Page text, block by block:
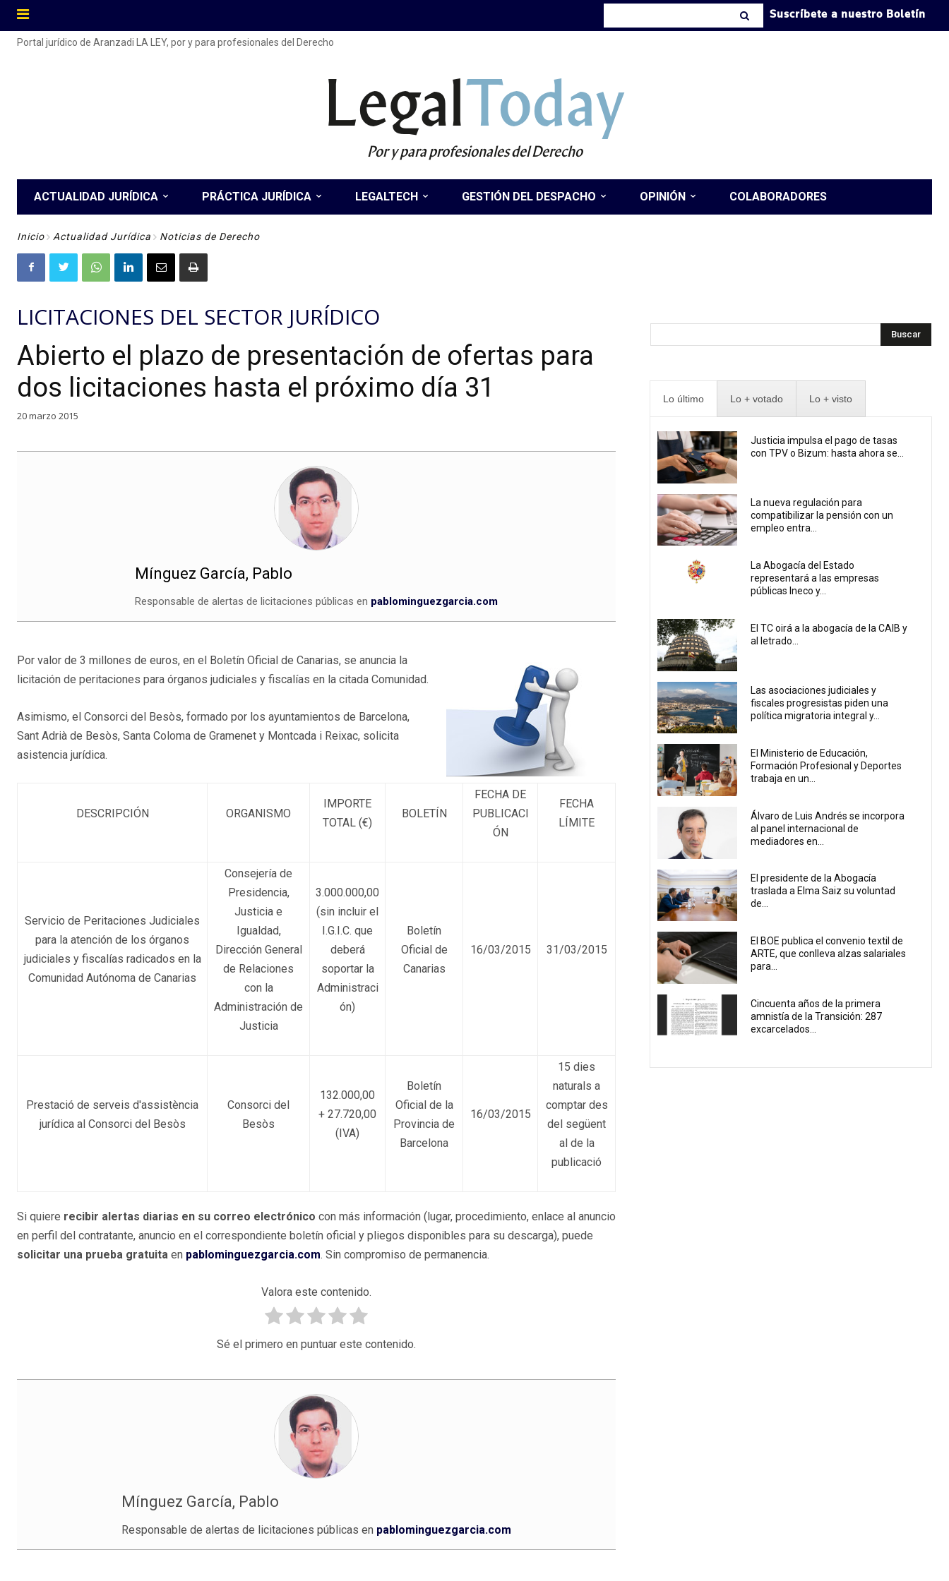
Suscríbete a nuestro Boletín
Portal jurídico de Aranzadi LA LEY, por y para profesionales del Derecho
LegalToday
Por y para profesionales del Derecho
ACTUALIDAD JURÍDICA PRÁCTICA JURÍDICA LEGALTECH GESTIÓN DEL DESPACHO OPINIÓN COLABORADORES
Inicio Actualidad Jurídica Noticias de Derecho
LICITACIONES DEL SECTOR JURÍDICO
Abierto el plazo de presentación de ofertas para
dos licitaciones hasta el próximo día 31
20 marzo 2015
Mínguez García, Pablo
Responsable de alertas de licitaciones públicas en pablominguezgarcia.com
Por valor de 3 millones de euros, en el Boletín Oficial de Canarias, se anuncia la
licitación de peritaciones para órganos judiciales y fiscalías en la citada Comunidad.
Asimismo, el Consorci del Besòs, formado por los ayuntamientos de Barcelona,
Sant Adrià de Besòs, Santa Coloma de Gramenet y Montcada i Reixac, solicita
asistencia jurídica.
DESCRIPCIÓN ORGANISMO
IMPORTE
TOTAL (€)
BOLETÍN
FECHA DE
PUBLICACI
ÓN
FECHA
LÍMITE
Servicio de Peritaciones Judiciales
para la atención de los órganos
judiciales y fiscalías radicados en la
Comunidad Autónoma de Canarias
Consejería de
Presidencia,
Justicia e
Igualdad,
Dirección General
de Relaciones
con la
Administración de
Justicia
3.000.000,00
(sin incluir el
I.G.I.C. que
deberá
soportar la
Administraci
ón)
Boletín
Oficial de
Canarias
16/03/2015 31/03/2015
Prestació de serveis d'assistència
jurídica al Consorci del Besòs
Consorci del
Besòs
132.000,00
+ 27.720,00
(IVA)
Boletín
Oficial de la
Provincia de
Barcelona
16/03/2015
15 dies
naturals a
comptar des
del següent
al de la
publicació
Si quiere recibir alertas diarias en su correo electrónico con más información (lugar, procedimiento, enlace al anuncio
en perfil del contratante, anuncio en el correspondiente boletín oficial y pliegos disponibles para su descarga), puede
solicitar una prueba gratuita en pablominguezgarcia.com. Sin compromiso de permanencia.
Valora este contenido.
Sé el primero en puntuar este contenido.
Mínguez García, Pablo
Responsable de alertas de licitaciones públicas en pablominguezgarcia.com
Buscar
Lo último Lo + votado Lo + visto
Justicia impulsa el pago de tasas
con TPV o Bizum: hasta ahora se...
La nueva regulación para
compatibilizar la pensión con un
empleo entra...
La Abogacía del Estado
representará a las empresas
públicas Ineco y...
El TC oirá a la abogacía de la CAIB y
al letrado...
Las asociaciones judiciales y
fiscales progresistas piden una
política migratoria integral y...
El Ministerio de Educación,
Formación Profesional y Deportes
trabaja en un...
Álvaro de Luis Andrés se incorpora
al panel internacional de
mediadores en...
El presidente de la Abogacía
traslada a Elma Saiz su voluntad
de...
El BOE publica el convenio textil de
ARTE, que conlleva alzas salariales
para...
Cincuenta años de la primera
amnistía de la Transición: 287
excarcelados...